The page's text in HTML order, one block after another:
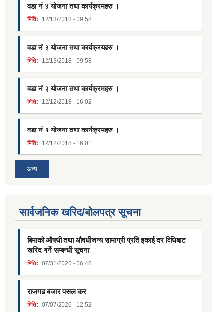
वडा नं ४ योजना तथा कार्यक्रमहरु ।
मिति: 12/13/2018 - 09:58
वडा नं ३ योजना तथा कार्यक्रयहरु ।
मिति: 12/13/2018 - 09:58
वडा नं २ योजना तथा कार्यक्रमहरु ।
मिति: 12/12/2018 - 16:02
वडा नं १ योजना तथा कार्यक्रमहरु ।
मिति: 12/12/2018 - 16:01
अन्य
सार्वजनिक खरिद/बोलपत्र सूचना
बिमाको औषधी तथा औषधीजन्य सामाग्री प्रति इकाई दर विधिबाट
खरिद गर्ने सम्बन्धी सूचना
मिति: 07/31/2026 - 06:48
राजगढ बजार पसल कर
मिति: 07/07/2026 - 12:52